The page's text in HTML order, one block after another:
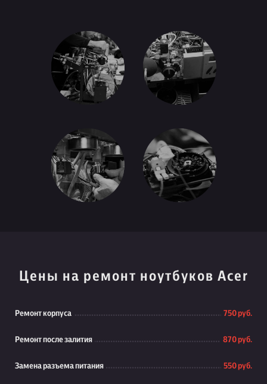
Цены на ремонт ноутбуков Acer
Ремонт корпуса 750 руб.
Ремонт после залития 870 руб.
Замена разъема питания 550 руб.